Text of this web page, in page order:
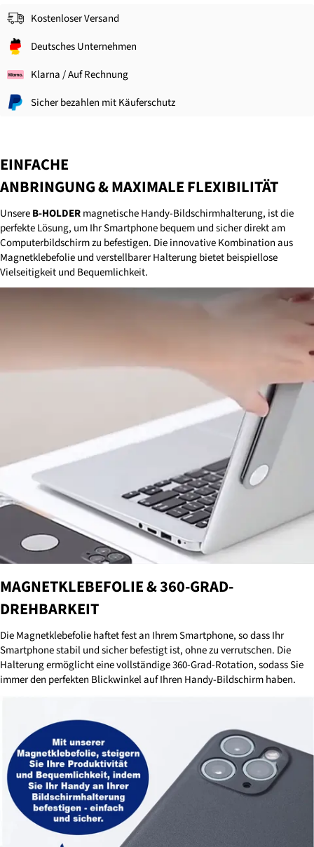
Kostenloser Versand
Deutsches Unternehmen
Klarna / Auf Rechnung
Sicher bezahlen mit Käuferschutz
EINFACHE
ANBRINGUNG & MAXIMALE FLEXIBILITÄT
UnsereB-HOLDERmagnetische Handy-Bildschirmhalterung, ist die
perfekte Lösung, um Ihr Smartphone bequem und sicher direkt am
Computerbildschirm zu befestigen. Die innovative Kombination aus
Magnetklebefolie und verstellbarer Halterung bietet beispiellose
Vielseitigkeit und Bequemlichkeit.
MAGNETKLEBEFOLIE &360-GRAD-
DREHBARKEIT
Die Magnetklebefolie haftet fest an Ihrem Smartphone, so dass Ihr
Smartphone stabil und sicher befestigt ist, ohne zu verrutschen. Die
Halterung ermöglicht eine vollständige 360-Grad-Rotation, sodass Sie
immer den perfekten Blickwinkel auf Ihren Handy-Bildschirm haben.